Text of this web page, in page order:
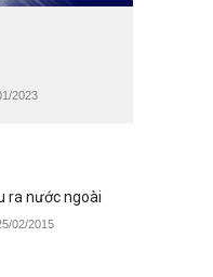
2023
ra nước ngoài
02/2015